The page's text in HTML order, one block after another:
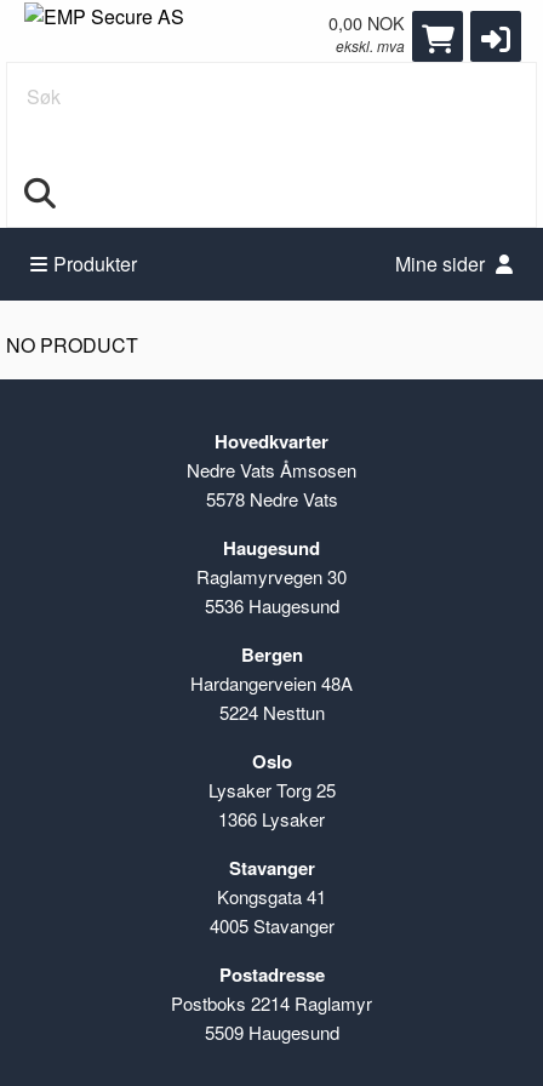
0,00 NOK
ekskl. mva
Søk
Produkter Mine sider
NO PRODUCT
Hovedkvarter
Nedre Vats Åmsosen
5578 Nedre Vats
Haugesund
Raglamyrvegen 30
5536 Haugesund
Bergen
Hardangerveien 48A
5224 Nesttun
Oslo
Lysaker Torg 25
1366 Lysaker
Stavanger
Kongsgata 41
4005 Stavanger
Postadresse
Postboks 2214 Raglamyr
5509 Haugesund